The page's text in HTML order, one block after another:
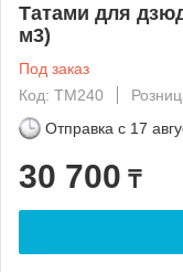
Татами для
м3)
Под заказ
Код: TM240
Отправка с 17
30 700 ₸